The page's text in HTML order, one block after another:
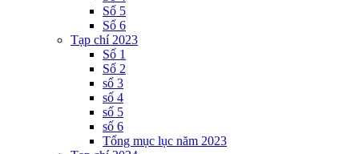
Số 5
Số 6
Tạp chí 2023
Số 1
Số 2
số 3
số 4
số 5
số 6
Tổng mục lục năm 2023